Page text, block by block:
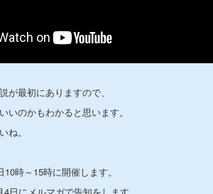
が最初にありますので、
いのかもわかると思います。
ね。
時～15時に開催します。